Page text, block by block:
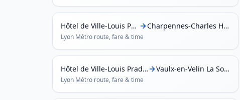
Hôtel de Ville-Louis Pradel Charpennes-Charles Hernu
Lyon Métro route, fare & time
Hôtel de Ville-Louis Pradel Vaulx-en-Velin La Soie
Lyon Métro route, fare & time